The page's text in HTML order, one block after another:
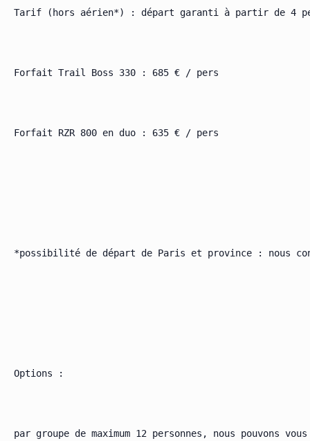
Tarif (hors aérien*) : départ garanti à partir de 4
Forfait Trail Boss 330 : 685 € / pers
Forfait RZR 800 en duo : 635 € / pers
*possibilité de départ de Paris et province : nous
Options :
par groupe de maximum 12 personnes, nous pouvons